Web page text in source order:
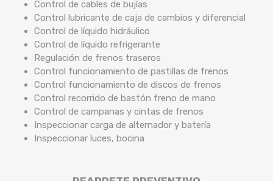
Control de cables de bujías
Control lubricante de caja de cambios y diferencial
Control de líquido hidráulico
Control de líquido refrigerante
Regulación de frenos traseros
Control funcionamiento de pastillas de frenos
Control funcionamiento de discos de frenos
Control recorrido de bastón freno de mano
Control de campanas y cintas de frenos
Inspeccionar carga de alternador y batería
Inspeccionar luces, bocina